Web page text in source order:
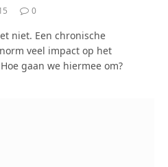
0
niet. Een chronische
veel impact op het
gaan we hiermee om?